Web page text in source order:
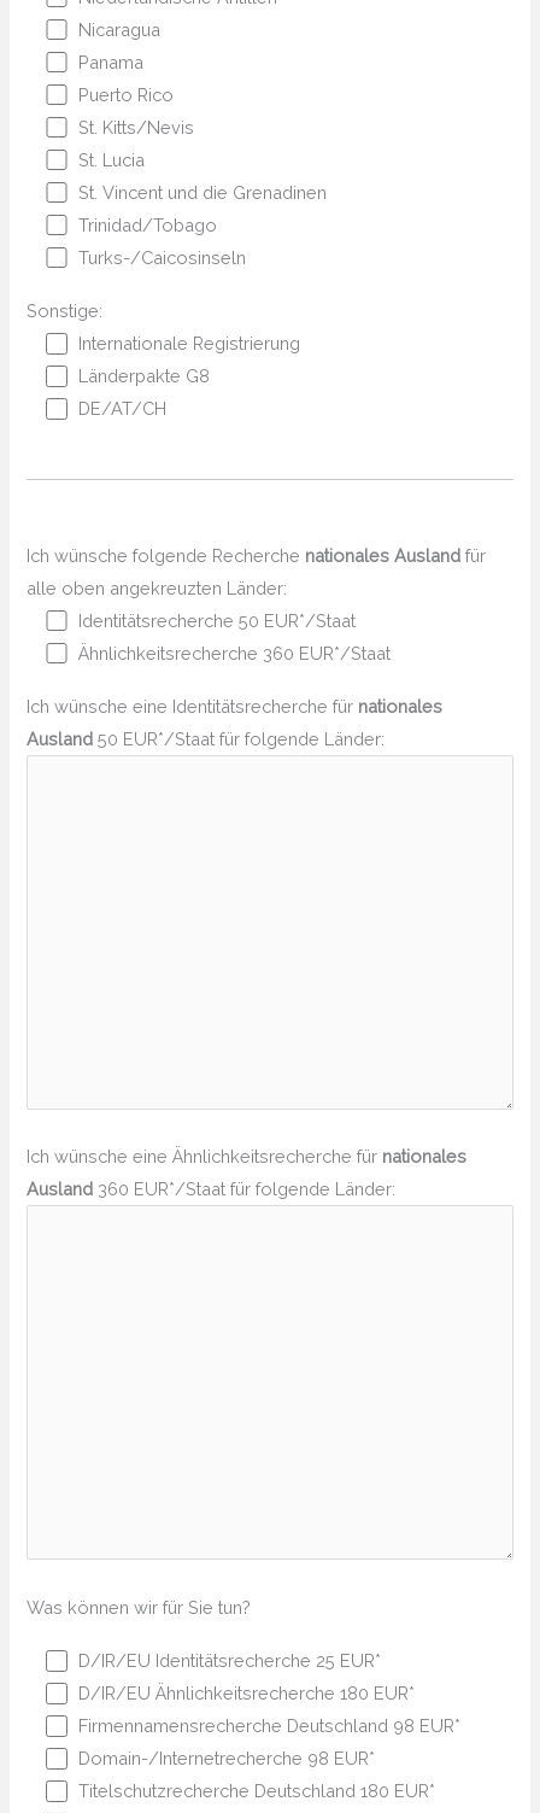
Nicaragua
Panama
Puerto Rico
St. Kitts/Nevis
St. Lucia
St. Vincent und die Grenadinen
Trinidad/Tobago
Turks-/Caicosinseln
Sonstige:
Internationale Registrierung
Länderpakte G8
DE/AT/CH
Ich wünsche folgende Recherche nationales Ausland für
alle oben angekreuzten Länder:
Identitätsrecherche 50 EUR*/Staat
Ähnlichkeitsrecherche 360 EUR*/Staat
Ich wünsche eine Identitätsrecherche für nationales
Ausland 50 EUR*/Staat für folgende Länder:
Ich wünsche eine Ähnlichkeitsrecherche für nationales
Ausland 360 EUR*/Staat für folgende Länder:
Was können wir für Sie tun?
D/IR/EU Identitätsrecherche 25 EUR*
D/IR/EU Ähnlichkeitsrecherche 180 EUR*
Firmennamensrecherche Deutschland 98 EUR*
Domain-/Internetrecherche 98 EUR*
Titelschutzrecherche Deutschland 180 EUR*